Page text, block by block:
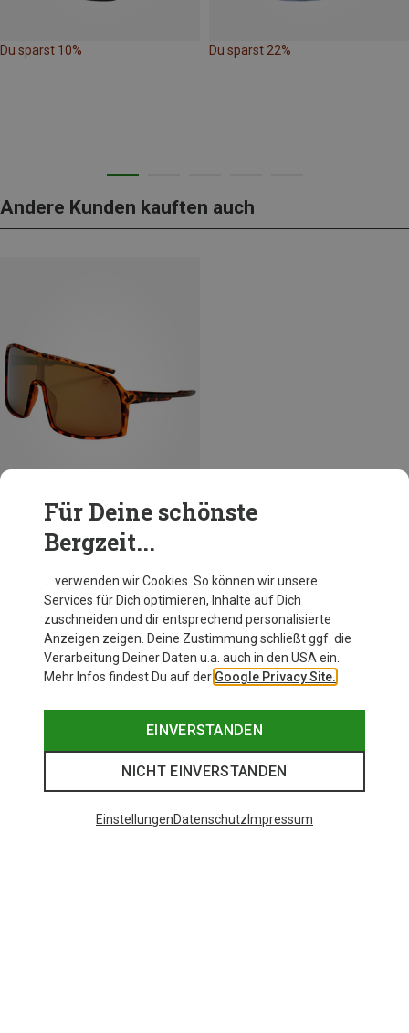
Du sparst 10% Du sparst 22%
Andere Kunden kauften auch
+3
Erica Sportbrille
Für Deine schönste
Bergzeit...
… verwenden wir Cookies. So können wir unsere
Services für Dich optimieren, Inhalte auf Dich
zuschneiden und dir entsprechend personalisierte
Anzeigen zeigen. Deine Zustimmung schließt ggf. die
Verarbeitung Deiner Daten u.a. auch in den USA ein.
Mehr Infos findest Du auf der Google Privacy Site.
EINVERSTANDEN
NICHT EINVERSTANDEN
EinstellungenDatenschutz Impressum